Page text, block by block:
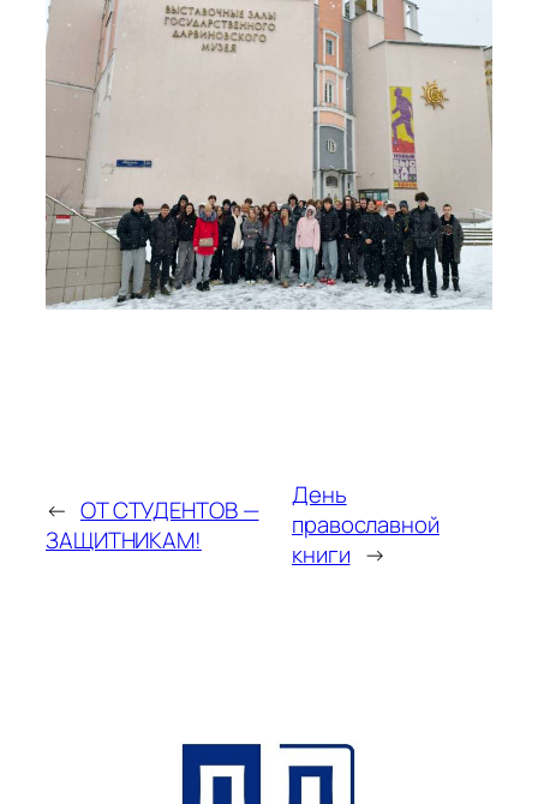
← ОТ СТУДЕНТОВ —
ЗАЩИТНИКАМ!
День
православной
книги →